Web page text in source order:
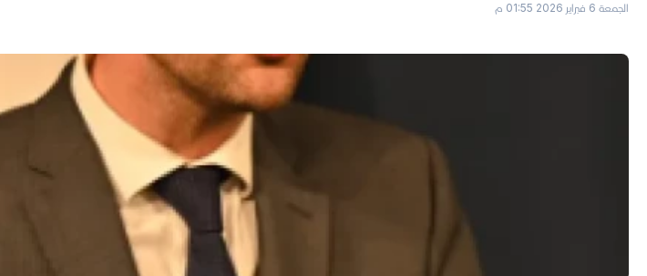
الجمعة 6 فبراير 2026 01:55 م